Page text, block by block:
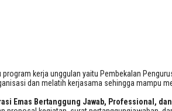
kerja unggulan yaitu Pembekalan
dan melatih kerjasama sehingga mampu
Emas Bertanggung Jawab, Professional,